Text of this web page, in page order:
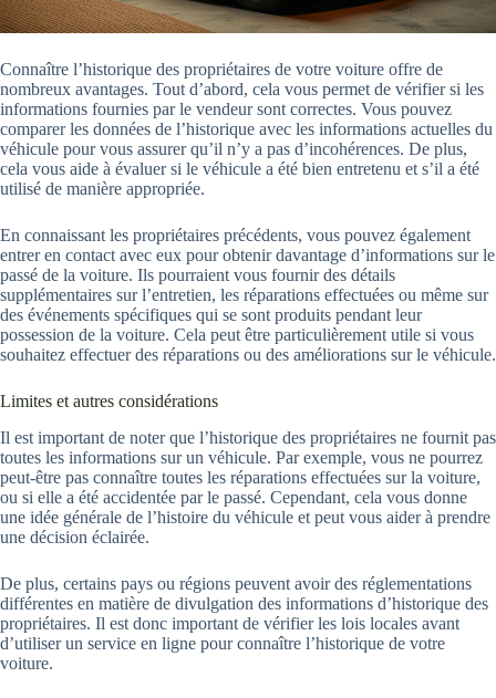
Connaître l’historique des propriétaires de votre voiture offre de
nombreux avantages. Tout d’abord, cela vous permet de vérifier si les
informations fournies par le vendeur sont correctes. Vous pouvez
comparer les données de l’historique avec les informations actuelles du
véhicule pour vous assurer qu’il n’y a pas d’incohérences. De plus,
cela vous aide à évaluer si le véhicule a été bien entretenu et s’il a été
utilisé de manière appropriée.
En connaissant les propriétaires précédents, vous pouvez également
entrer en contact avec eux pour obtenir davantage d’informations sur le
passé de la voiture. Ils pourraient vous fournir des détails
supplémentaires sur l’entretien, les réparations effectuées ou même sur
des événements spécifiques qui se sont produits pendant leur
possession de la voiture. Cela peut être particulièrement utile si vous
souhaitez effectuer des réparations ou des améliorations sur le véhicule.
Limites et autres considérations
Il est important de noter que l’historique des propriétaires ne fournit pas
toutes les informations sur un véhicule. Par exemple, vous ne pourrez
peut-être pas connaître toutes les réparations effectuées sur la voiture,
ou si elle a été accidentée par le passé. Cependant, cela vous donne
une idée générale de l’histoire du véhicule et peut vous aider à prendre
une décision éclairée.
De plus, certains pays ou régions peuvent avoir des réglementations
différentes en matière de divulgation des informations d’historique des
propriétaires. Il est donc important de vérifier les lois locales avant
d’utiliser un service en ligne pour connaître l’historique de votre
voiture.